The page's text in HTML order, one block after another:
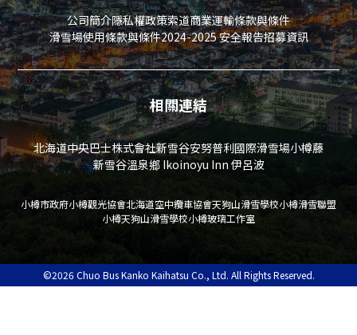
營業時間
9：30～17：00
費用
門票：免費
松鼠食品：每隻300日圓（只收現金）
*在園區內的自動販賣機販售（特別扭蛋）
防範措施
公司簡介隱私權政策索道商業運輸條款與條件
滑雪場使用條款與條件2024-2025 安全報告招募資訊
相關連結
北海道中央巴士株式會社新雪谷安努普利國際滑雪場小樽藤
新雪谷溫泉鄉 Ikoinoyu Inn 伊呂波
小樽市政府小樽觀光協會北海道空中纜車協會天狗山滑雪學校小樽滑雪聯盟
小樽天狗山滑雪學校小樽玻璃工作室
©2026 Chuo Bus Kanko Kaihatsu Co., Ltd. All Rights Reserved.